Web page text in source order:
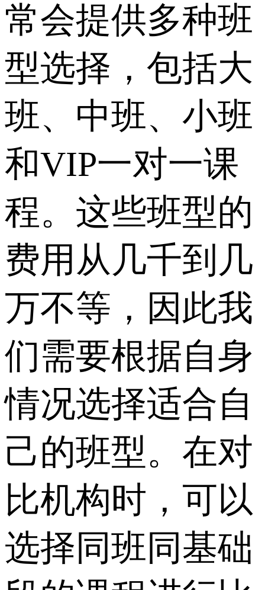
常会提供多种班
型选择，包括大
班、中班、小班
和VIP一对一课
程。这些班型的
费用从几千到几
万不等，因此我
们需要根据自身
情况选择适合自
己的班型。在对
比机构时，可以
选择同班同基础